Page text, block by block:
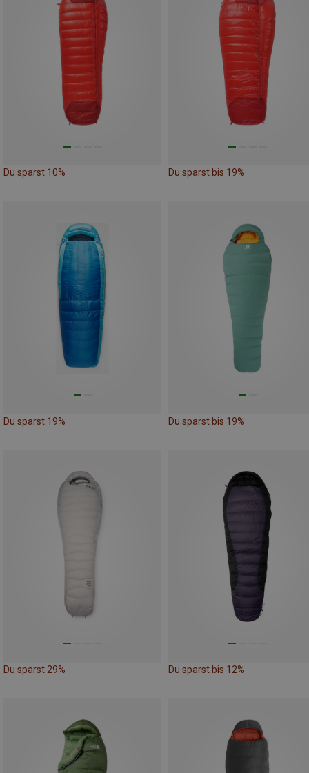
Du sparst 10% Du sparst bis 19%
Du sparst 19% Du sparst bis 19%
Du sparst 29% Du sparst bis 12%